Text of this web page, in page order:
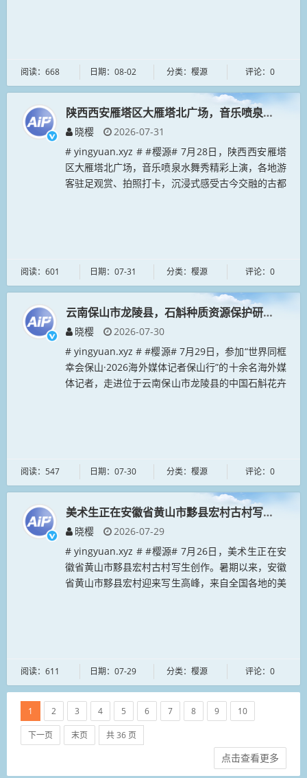
阅读：668 日期：08-02 分类：樱源 评论：0
陕西西安雁塔区大雁塔北广场，音乐喷泉水舞秀
晓樱
2026-07-31
# yingyuan.xyz # #樱源# 7月28日，陕西西安雁塔
区大雁塔北广场，音乐喷泉水舞秀精彩上演，各地游
客驻足观赏、拍照打卡，沉浸式感受古今交融的古都
阅读：601 日期：07-31 分类：樱源 评论：0
云南保山市龙陵县，石斛种质资源保护研究中心
晓樱
2026-07-30
# yingyuan.xyz # #樱源# 7月29日，参加“世界同框
幸会保山·2026海外媒体记者保山行”的十余名海外媒
体记者，走进位于云南保山市龙陵县的中国石斛花卉
阅读：547 日期：07-30 分类：樱源 评论：0
美术生正在安徽省黄山市黟县宏村古村写生创作
晓樱
2026-07-29
# yingyuan.xyz # #樱源# 7月26日，美术生正在安
徽省黄山市黟县宏村古村写生创作。暑期以来，安徽
省黄山市黟县宏村迎来写生高峰，来自全国各地的美
阅读：611 日期：07-29 分类：樱源 评论：0
1 2 3 4 5 6 7 8 9 10
下一页 末页 共 36 页
点击查看更多